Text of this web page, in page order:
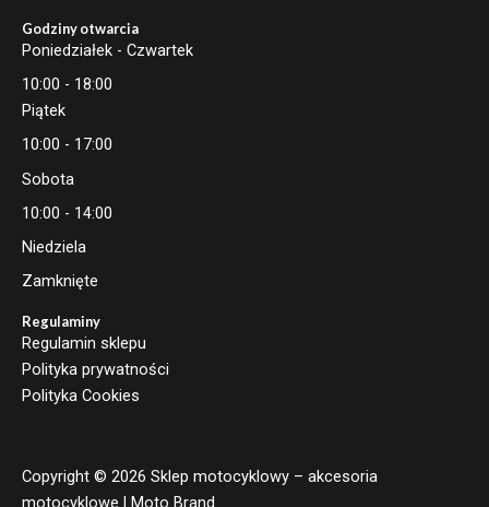
Godziny otwarcia
Poniedziałek - Czwartek
10:00 - 18:00
Piątek
10:00 - 17:00
Sobota
10:00 - 14:00
Niedziela
Zamknięte
Regulaminy
Regulamin sklepu
Polityka prywatności
Polityka Cookies
Copyright © 2026 Sklep motocyklowy – akcesoria
motocyklowe | Moto Brand